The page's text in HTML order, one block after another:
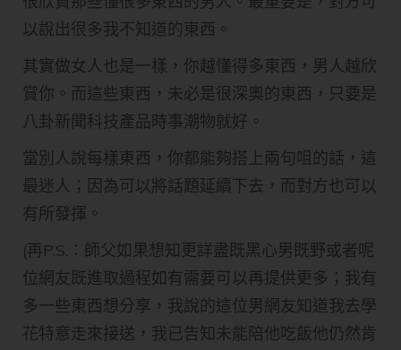
以說出很多我不知道的東西。
其實做女人也是一樣，你越懂得多東西，男人越欣
賞你。而這些東西，未必是很深奧的東西，只要是
八卦新聞科技產品時事潮物就好。
當別人說每樣東西，你都能夠搭上兩句咀的話，這
最迷人；因為可以將話題延續下去，而對方也可以
有所發揮。
(再P.S.：師父如果想知更詳盡既黑心男既野或者呢
位網友既進取過程如有需要可以再提供更多；我有
多一些東西想分享，我說的這位男網友知道我去學
花特意走來接送，我已告知未能陪他吃飯他仍然肯